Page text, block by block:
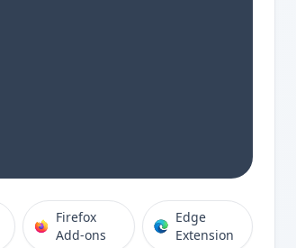
Firefox
Add-ons
Edge
Extension